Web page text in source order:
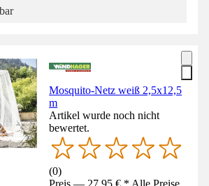
Mosquito-Netz weiß 2,5x12,5
m
Artikel wurde noch nicht
bewertet.
(0)